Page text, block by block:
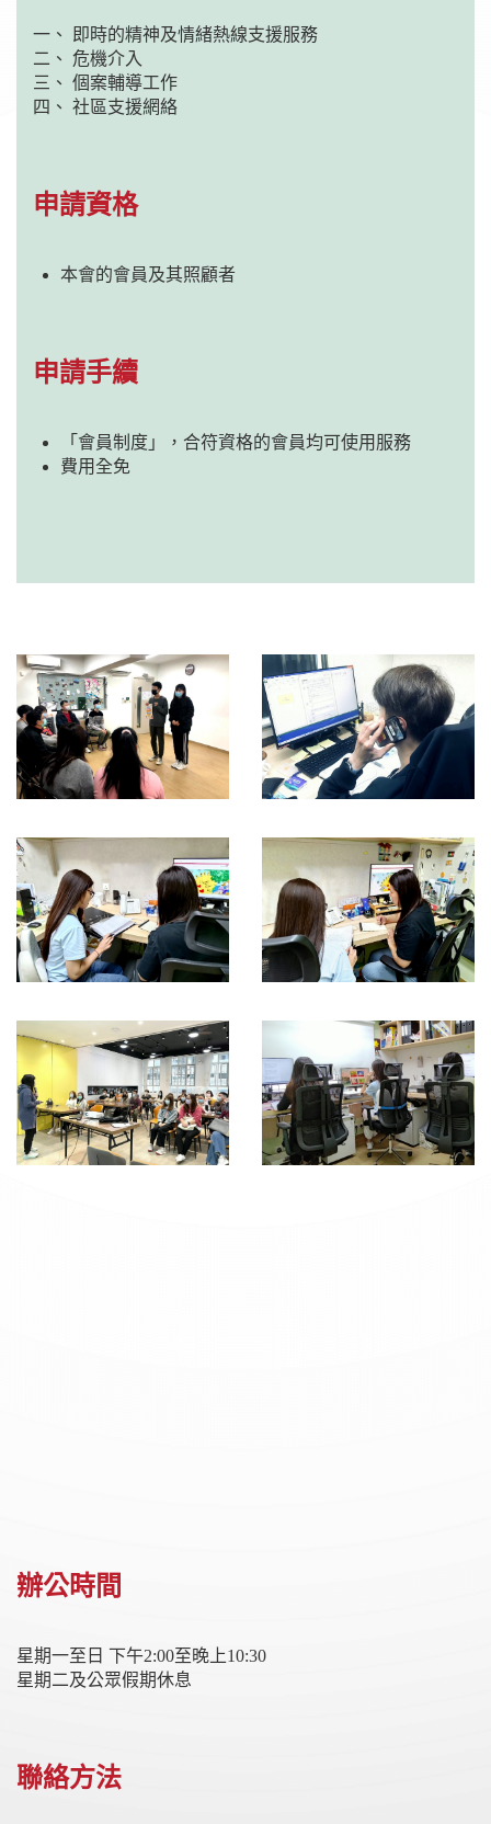
即時的精神及情緒熱線支援服務
危機介入
個案輔導工作
社區支援網絡
申請資格
本會的會員及其照顧者
申請手續
「會員制度」，合符資格的會員均可使用服務
費用全免
辦公時間
星期一至日 下午2:00至晚上10:30
星期二及公眾假期休息
聯絡方法